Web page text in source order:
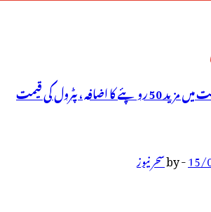
پکوان گیس سیلنڈر کی قیمت میں مزید 50 روپئے کا اضافہ ، پٹرول کی قیمت
15/
-
byسحر نیوز